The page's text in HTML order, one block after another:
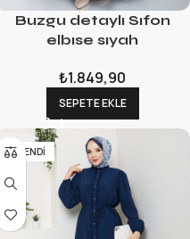
Buzgu detaylı Sıfon
elbıse sıyah
₺1.849,90
SEPETE EKLE
TÜKENDI